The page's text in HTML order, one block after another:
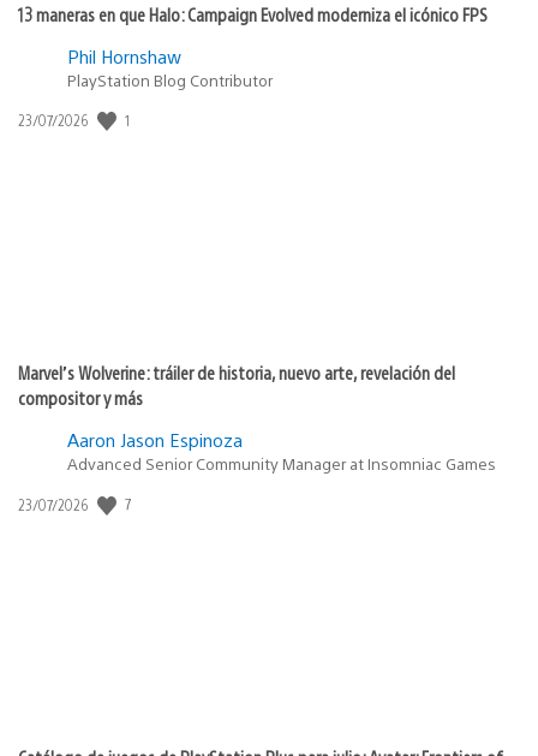
13 maneras en que Halo: Campaign Evolved moderniza el icónico FPS
Phil Hornshaw
PlayStation Blog Contributor
Fecha
23/07/2026 1
Marvel’s Wolverine: tráiler de historia, nuevo arte, revelación del
compositor y más
Aaron Jason Espinoza
Advanced Senior Community Manager at Insomniac Games
Fecha
23/07/2026 7